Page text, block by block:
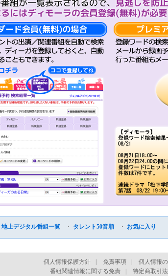
地上デジタル番組一覧 ・ タレント50音順 ・ お気に入り
個人情報保護方針 免責事項 個人情報
番組関連情報に関する免責
特定商取引